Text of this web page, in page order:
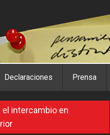
Declaraciones Prensa
el intercambio en